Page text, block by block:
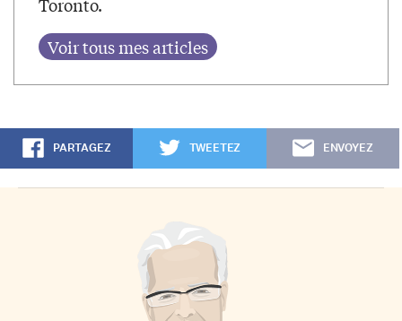
Toronto.
PARTAGEZ TWEETEZ ENVOYEZ